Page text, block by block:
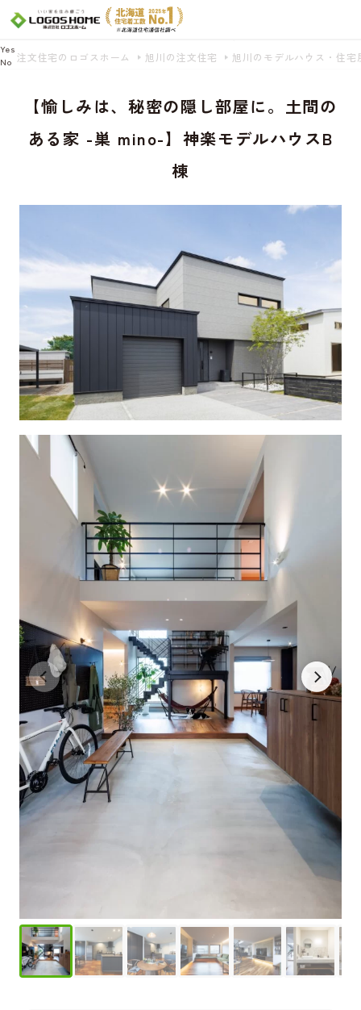
注文住宅のロゴスホーム 旭川の注文住宅 旭川のモデルハウス・住宅
【愉しみは、秘密の隠し部屋に。土間の
ある家 -巣 mino-】神楽モデルハウスB
棟
Cookie を使用して、お客様の活動を追跡してもよろしいですか? 当社ではお客様の
プライバシーを極めて重視しています。詳細について、およびご質問がある場合
は、当社のプライバシーポリシーをご覧ください。
Yes
No